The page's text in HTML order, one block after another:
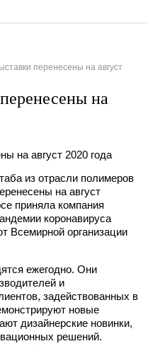
перенесены на август
на
из отрасли полимеров
на август
приняла компания
коронавируса
Всемирной организации
ежегодно. Они
и
задействованных в
новые
дизайнерские новинки,
решений.